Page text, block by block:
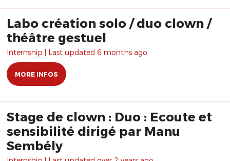
Labo création solo / duo clown /
théâtre gestuel
Internship | Last updated 6 months ago.
MORE INFOS
Stage de clown : Duo : Ecoute et
sensibilité dirigé par Manu
Sembély